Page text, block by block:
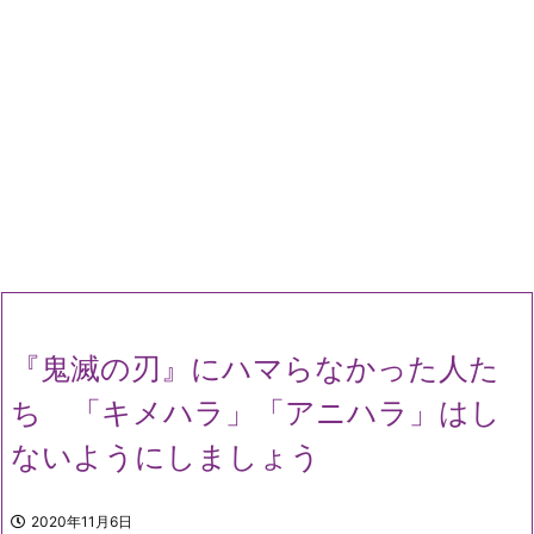
『鬼滅の刃』にハマらなかった人た
ち 「キメハラ」「アニハラ」はし
ないようにしましょう
2020年11月6日